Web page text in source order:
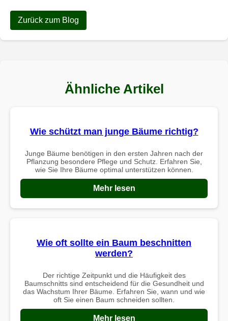
Zurück zum Blog
Ähnliche Artikel
Wie schützt man junge Bäume richtig?
Junge Bäume benötigen in den ersten Jahren nach der
Pflanzung besondere Pflege und Schutz. Erfahren Sie,
wie Sie Ihre Bäume optimal unterstützen können.
Mehr lesen
Wie oft sollte ein Baum beschnitten
werden?
Der richtige Zeitpunkt und die Häufigkeit des
Baumschnitts sind entscheidend für die Gesundheit und
das Wachstum Ihrer Bäume. Erfahren Sie, wann und wie
oft Sie einen Baum schneiden sollten.
Mehr lesen